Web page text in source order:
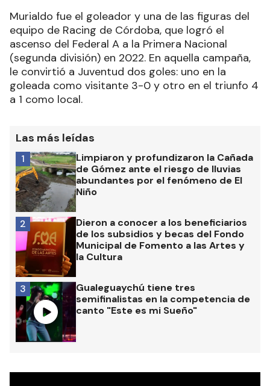
Murialdo fue el goleador y una de las figuras del
equipo de Racing de Córdoba, que logró el
ascenso del Federal A a la Primera Nacional
(segunda división) en 2022. En aquella campaña,
le convirtió a Juventud dos goles: uno en la
goleada como visitante 3-0 y otro en el triunfo 4
a 1 como local.
Las más leídas
Limpiaron y profundizaron la Cañada
de Gómez ante el riesgo de lluvias
abundantes por el fenómeno de El
Niño
1
Dieron a conocer a los beneficiarios
de los subsidios y becas del Fondo
Municipal de Fomento a las Artes y
la Cultura
2
Gualeguaychú tiene tres
semifinalistas en la competencia de
canto "Este es mi Sueño"
3